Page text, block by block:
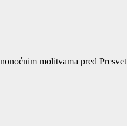
molitvama pred